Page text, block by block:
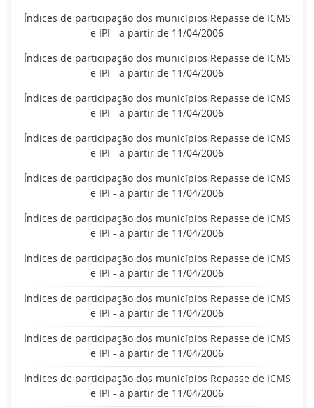
Índices de participação dos municípios Repasse de ICMS
e IPI - a partir de 11/04/2006
Índices de participação dos municípios Repasse de ICMS
e IPI - a partir de 11/04/2006
Índices de participação dos municípios Repasse de ICMS
e IPI - a partir de 11/04/2006
Índices de participação dos municípios Repasse de ICMS
e IPI - a partir de 11/04/2006
Índices de participação dos municípios Repasse de ICMS
e IPI - a partir de 11/04/2006
Índices de participação dos municípios Repasse de ICMS
e IPI - a partir de 11/04/2006
Índices de participação dos municípios Repasse de ICMS
e IPI - a partir de 11/04/2006
Índices de participação dos municípios Repasse de ICMS
e IPI - a partir de 11/04/2006
Índices de participação dos municípios Repasse de ICMS
e IPI - a partir de 11/04/2006
Índices de participação dos municípios Repasse de ICMS
e IPI - a partir de 11/04/2006